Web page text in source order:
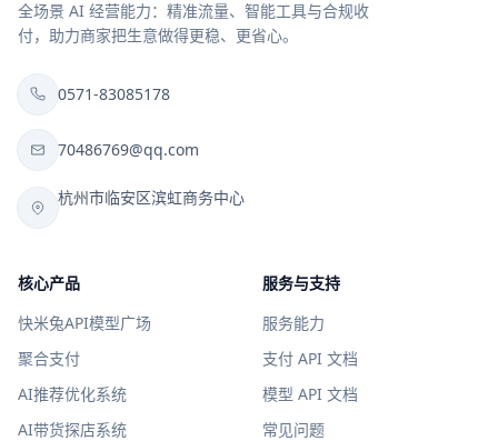
全场景 AI 经营能力：精准流量、智能工具与合规收
付，助力商家把生意做得更稳、更省心。
0571-83085178
70486769@qq.com
杭州市临安区滨虹商务中心
核心产品
快米兔API模型广场
聚合支付
AI推荐优化系统
AI带货探店系统
服务与支持
服务能力
支付 API 文档
模型 API 文档
常见问题